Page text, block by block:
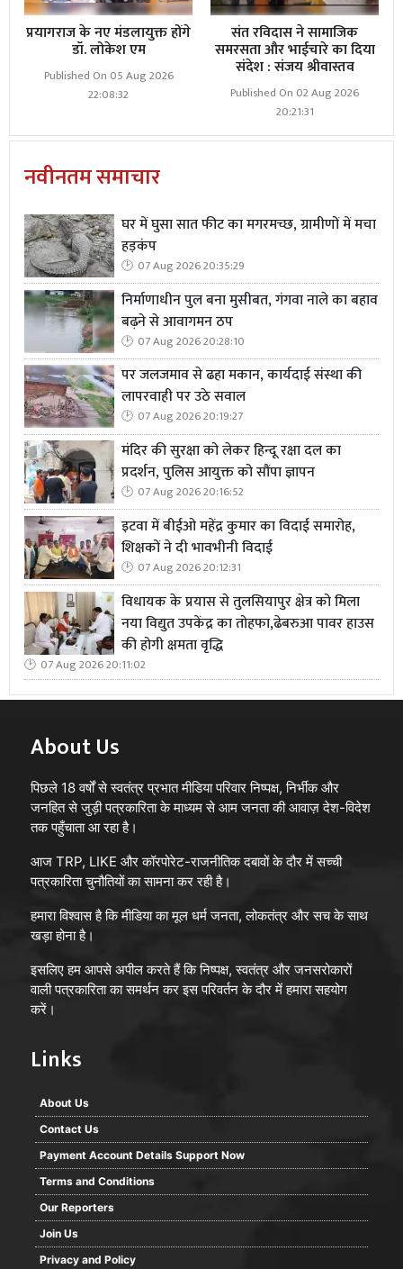
प्रयागराज के नए मंडलायुक्त होंगे
डॉ. लोकेश एम
Published On 05 Aug 2026
22:08:32
संत रविदास ने सामाजिक
समरसता और भाईचारे का दिया
संदेश : संजय श्रीवास्तव
Published On 02 Aug 2026
20:21:31
नवीनतम समाचार
घर में घुसा सात फीट का मगरमच्छ, ग्रामीणों में मचा
हड़कंप
07 Aug 2026 20:35:29
निर्माणाधीन पुल बना मुसीबत, गंगवा नाले का बहाव
बढ़ने से आवागमन ठप
07 Aug 2026 20:28:10
पर जलजमाव से ढहा मकान, कार्यदाई संस्था की
लापरवाही पर उठे सवाल
07 Aug 2026 20:19:27
मंदिर की सुरक्षा को लेकर हिन्दू रक्षा दल का
प्रदर्शन, पुलिस आयुक्त को सौंपा ज्ञापन
07 Aug 2026 20:16:52
इटवा में बीईओ महेंद्र कुमार का विदाई समारोह,
शिक्षकों ने दी भावभीनी विदाई
07 Aug 2026 20:12:31
विधायक के प्रयास से तुलसियापुर क्षेत्र को मिला
नया विद्युत उपकेंद्र का तोहफा,ढेबरुआ पावर हाउस
की होगी क्षमता वृद्धि
07 Aug 2026 20:11:02
About Us
पिछले 18 वर्षों से स्वतंत्र प्रभात मीडिया परिवार निष्पक्ष, निर्भीक और
जनहित से जुड़ी पत्रकारिता के माध्यम से आम जनता की आवाज़ देश-विदेश
तक पहुँचाता आ रहा है।
आज TRP, LIKE और कॉरपोरेट-राजनीतिक दबावों के दौर में सच्ची
पत्रकारिता चुनौतियों का सामना कर रही है।
हमारा विश्वास है कि मीडिया का मूल धर्म जनता, लोकतंत्र और सच के साथ
खड़ा होना है।
इसलिए हम आपसे अपील करते हैं कि निष्पक्ष, स्वतंत्र और जनसरोकारों
वाली पत्रकारिता का समर्थन कर इस परिवर्तन के दौर में हमारा सहयोग
करें।
Links
About Us
Contact Us
Payment Account Details Support Now
Terms and Conditions
Our Reporters
Join Us
Privacy and Policy